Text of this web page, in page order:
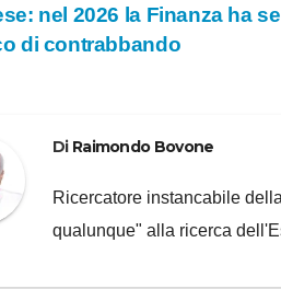
nel 2026 la Finanza ha
di contrabbando
Di Raimondo Bovone
Ricercatore instancabile
qualunque" alla ricerca